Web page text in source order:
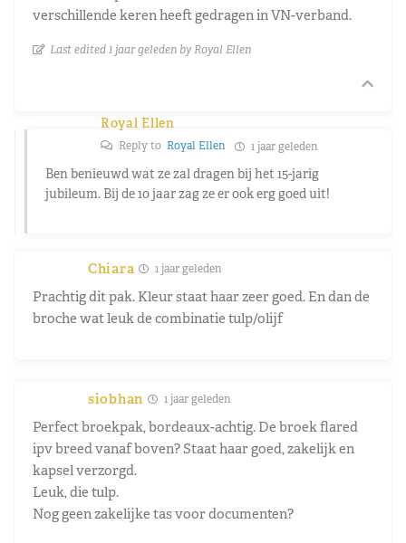
verschillende keren heeft gedragen in VN-verband.
Last edited 1 jaar geleden by Royal Ellen
Royal Ellen
Reply to Royal Ellen 1 jaar geleden
Ben benieuwd wat ze zal dragen bij het 15-jarig
jubileum. Bij de 10 jaar zag ze er ook erg goed uit!
Chiara 1 jaar geleden
Prachtig dit pak. Kleur staat haar zeer goed. En dan de
broche wat leuk de combinatie tulp/olijf
siobhan 1 jaar geleden
Perfect broekpak, bordeaux-achtig. De broek flared
ipv breed vanaf boven? Staat haar goed, zakelijk en
kapsel verzorgd.
Leuk, die tulp.
Nog geen zakelijke tas voor documenten?